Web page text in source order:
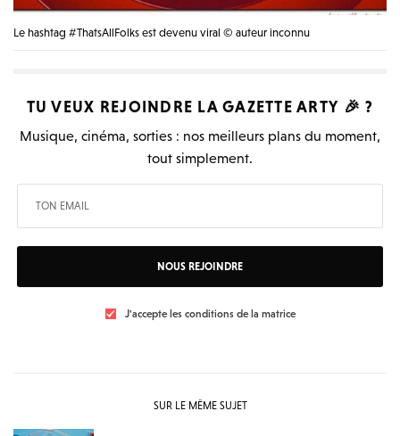
Le hashtag #ThatsAllFolks est devenu viral © auteur inconnu
TU VEUX REJOINDRE LAGAZETTE ARTY 🎉 ?
Musique, cinéma, sorties : nos meilleurs plans du moment,
tout simplement.
NOUS REJOINDRE
J'accepte les conditions de la matrice
SUR LE MÊME SUJET